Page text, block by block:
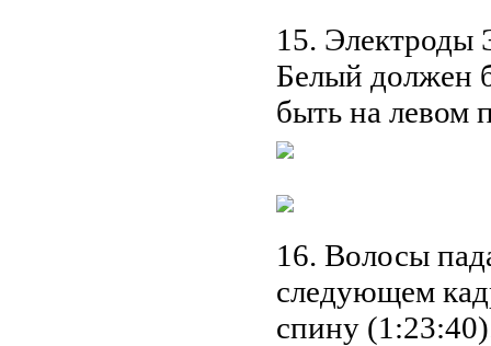
15. Электроды
Белый должен
быть на левом
16. Волосы
следующем
спину